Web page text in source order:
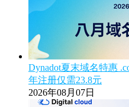
Dynadot夏末域名特惠
年注册仅需23.8元
2026年08月07日